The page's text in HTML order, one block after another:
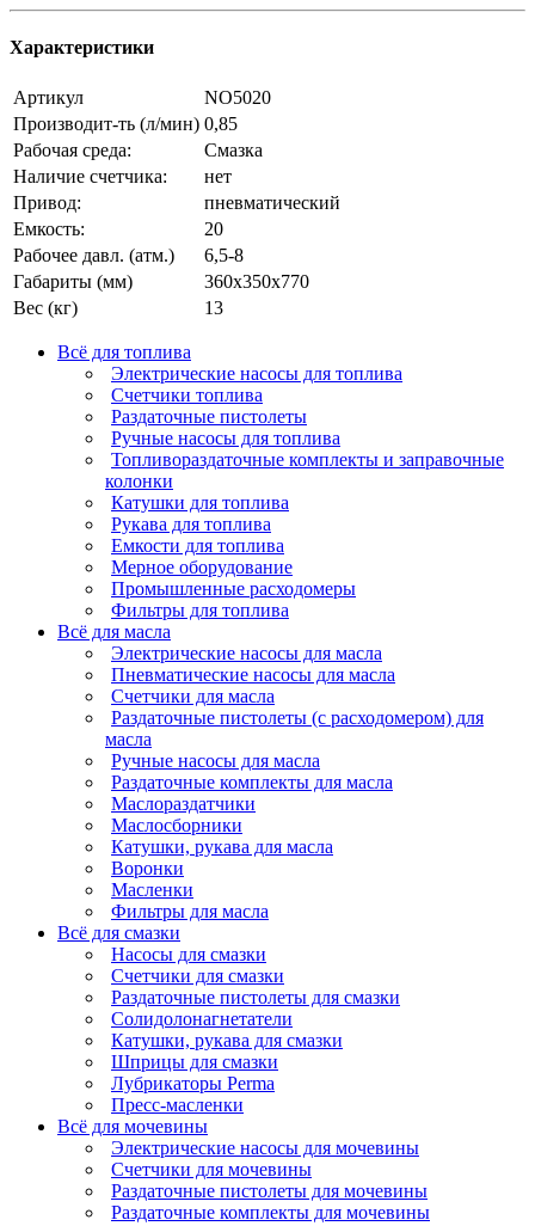
Характеристики
Артикул
NO5020
Производит-ть (л/мин) 0,85
Рабочая среда:
Смазка
Наличие счетчика:
нет
Привод:
пневматический
Емкость:
20
Рабочее давл. (атм.)
6,5-8
Габариты (мм)
360x350x770
Вес (кг)
13
Всё для топлива
Электрические насосы для топлива
Счетчики топлива
Раздаточные пистолеты
Ручные насосы для топлива
Топливораздаточные комплекты и заправочные
колонки
Катушки для топлива
Рукава для топлива
Емкости для топлива
Мерное оборудование
Промышленные расходомеры
Фильтры для топлива
Всё для масла
Электрические насосы для масла
Пневматические насосы для масла
Счетчики для масла
Раздаточные пистолеты (с расходомером) для
масла
Ручные насосы для масла
Раздаточные комплекты для масла
Маслораздатчики
Маслосборники
Катушки, рукава для масла
Воронки
Масленки
Фильтры для масла
Всё для смазки
Насосы для смазки
Счетчики для смазки
Раздаточные пистолеты для смазки
Солидолонагнетатели
Катушки, рукава для смазки
Шприцы для смазки
Лубрикаторы Perma
Пресс-масленки
Всё для мочевины
Электрические насосы для мочевины
Счетчики для мочевины
Раздаточные пистолеты для мочевины
Раздаточные комплекты для мочевины